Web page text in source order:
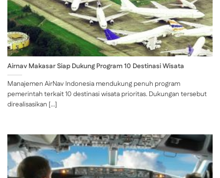
Airnav Makasar Siap Dukung Program 10 Destinasi Wisata
Manajemen AirNav Indonesia mendukung penuh program
pemerintah terkait 10 destinasi wisata prioritas. Dukungan tersebut
direalisasikan [...]